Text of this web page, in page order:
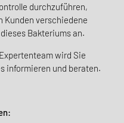
durchzuführen,
Kunden verschiedene
Bakteriums an.
wird Sie
informieren und beraten.